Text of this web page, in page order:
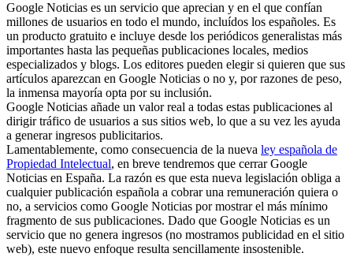
Google Noticias es un servicio que aprecian y en el que confían
millones de usuarios en todo el mundo, incluídos los españoles. Es
un producto gratuito e incluye desde los periódicos generalistas más
importantes hasta las pequeñas publicaciones locales, medios
especializados y blogs. Los editores pueden elegir si quieren que sus
artículos aparezcan en Google Noticias o no y, por razones de peso,
la inmensa mayoría opta por su inclusión.
Google Noticias añade un valor real a todas estas publicaciones al
dirigir tráfico de usuarios a sus sitios web, lo que a su vez les ayuda
a generar ingresos publicitarios.
Lamentablemente, como consecuencia de la nueva ley española de
Propiedad Intelectual, en breve tendremos que cerrar Google
Noticias en España. La razón es que esta nueva legislación obliga a
cualquier publicación española a cobrar una remuneración quiera o
no, a servicios como Google Noticias por mostrar el más mínimo
fragmento de sus publicaciones. Dado que Google Noticias es un
servicio que no genera ingresos (no mostramos publicidad en el sitio
web), este nuevo enfoque resulta sencillamente insostenible.